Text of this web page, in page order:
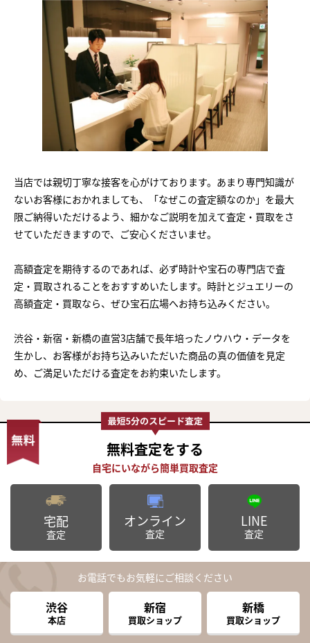
当店では親切丁寧な接客を心がけております。あまり専門知識が
ないお客様におかれましても、「なぜこの査定額なのか」を最大
限ご納得いただけるよう、細かなご説明を加えて査定・買取をさ
せていただきますので、ご安心くださいませ。
高額査定を期待するのであれば、必ず時計や宝石の専門店で査
定・買取されることをおすすめいたします。時計とジュエリーの
高額査定・買取なら、ぜひ宝石広場へお持ち込みください。
渋谷・新宿・新橋の直営3店舗で長年培ったノウハウ・データを
生かし、お客様がお持ち込みいただいた商品の真の価値を見定
め、ご満足いただける査定をお約束いたします。
無料査定をする
宅配
査定
オンライン
査定
LINE
査定
お電話でもお気軽にご相談ください
渋谷
本店
新宿
買取ショップ
新橋
買取ショップ